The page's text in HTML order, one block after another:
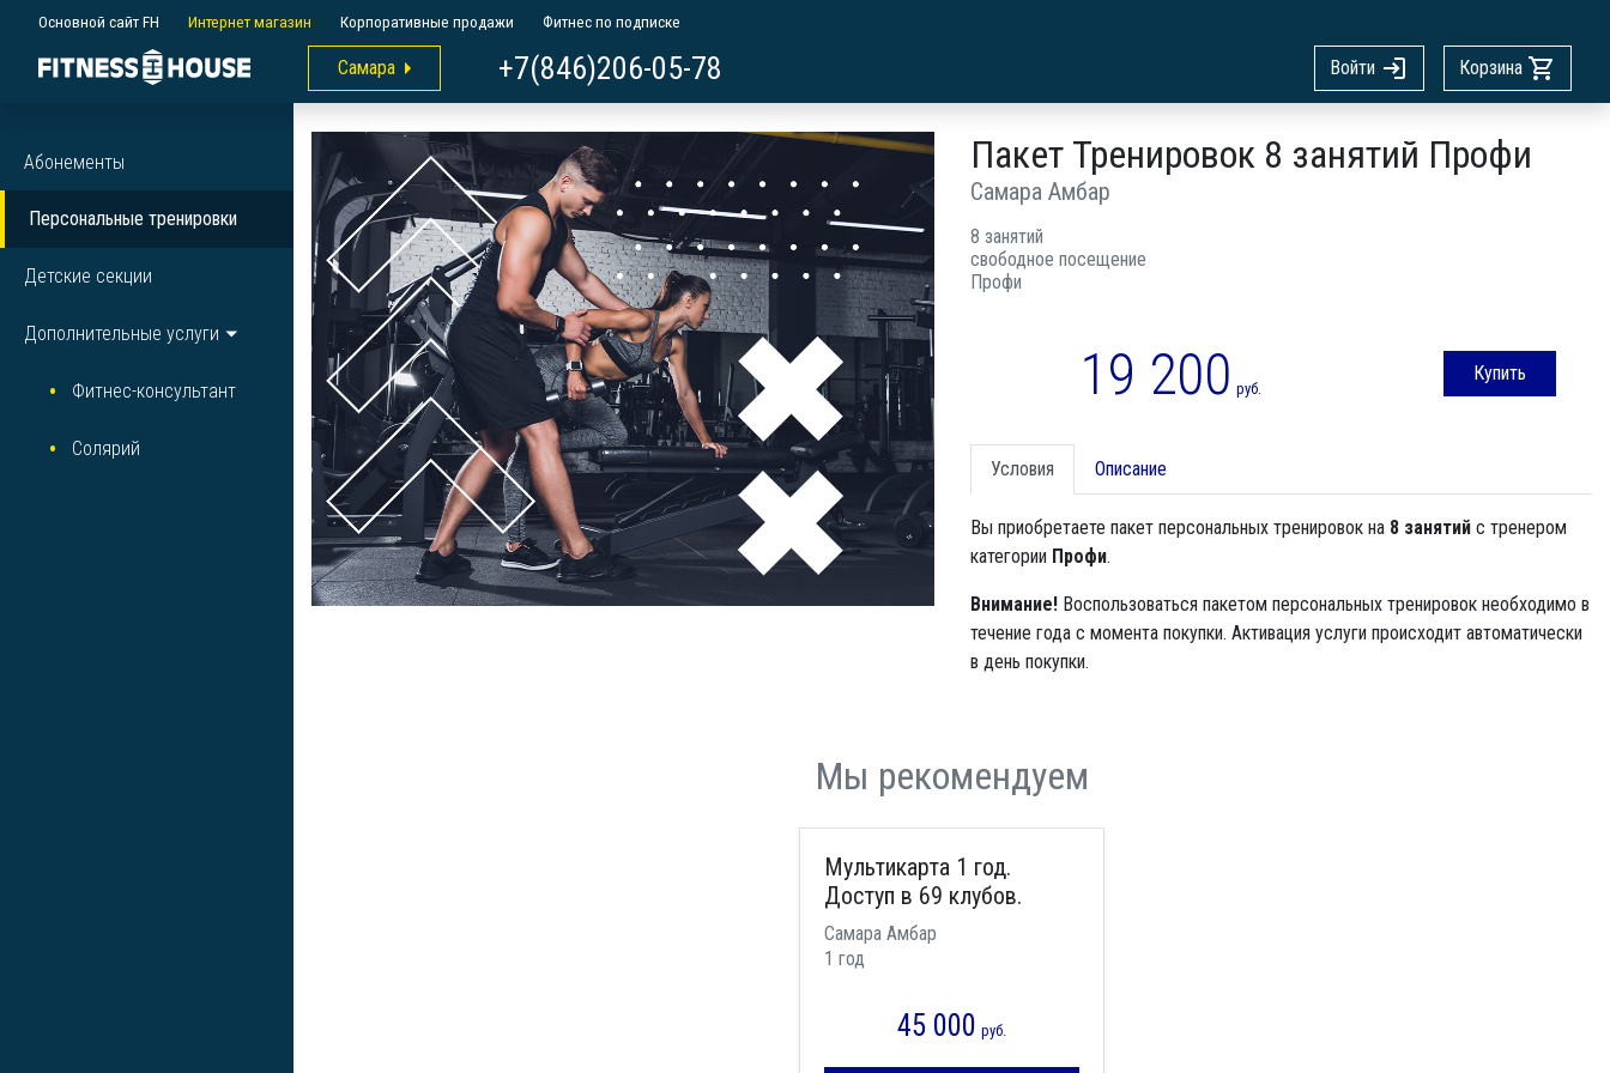
Основной сайт FH Интернет магазин Корпоративные продажи Фитнес по подписке
Самара +7(846)206-05-78 Войти Корзина
Абонементы
Персональные тренировки
Детские секции
Дополнительные услуги
Фитнес-консультант
Солярий
Пакет Тренировок 8 занятий Профи
Самара Амбар
8 занятий
свободное посещение
Профи
19 200 руб.
Купить
Условия Описание
Вы приобретаете пакет персональных тренировок на 8 занятийс тренером
категории Профи.
Внимание!Воспользоваться пакетом персональных тренировок необходимо в
течение года с момента покупки. Активация услуги происходит автоматически
в день покупки.
Мы рекомендуем
Мультикарта 1 год.
Доступ в 69 клубов.
Самара Амбар
1 год
45 000 руб.